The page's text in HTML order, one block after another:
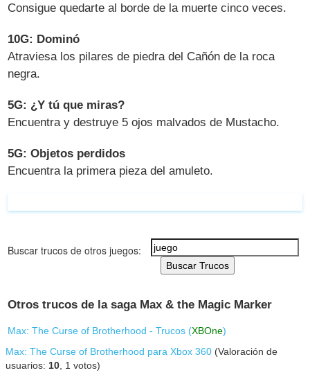
Consigue quedarte al borde de la muerte cinco veces.
10G: Dominó
Atraviesa los pilares de piedra del Cañón de la roca
negra.
5G: ¿Y tú que miras?
Encuentra y destruye 5 ojos malvados de Mustacho.
5G: Objetos perdidos
Encuentra la primera pieza del amuleto.
Buscar trucos de otros juegos:
Buscar Trucos
Otros trucos de la saga Max & the Magic Marker
Max: The Curse of Brotherhood - Trucos (XBOne)
Max: The Curse of Brotherhood para Xbox 360 (Valoración de
usuarios:10, 1 votos)